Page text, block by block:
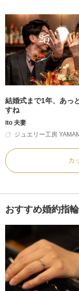
結婚式まで1年、あっ
すね
ito 夫妻
ジュエリー工房
カ
おすすめ婚約指輪